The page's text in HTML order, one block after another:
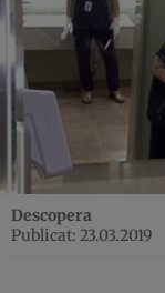
Descopera
Publicat: 23.03.2019